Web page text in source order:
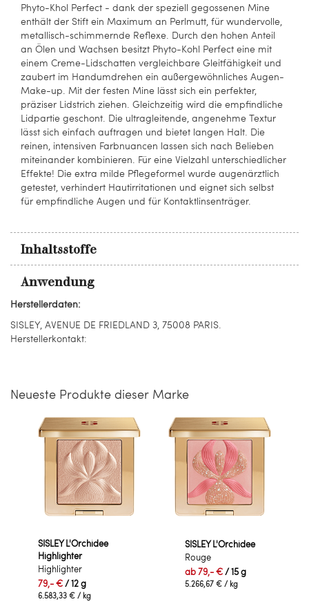
Phyto-Khol Perfect - dank der speziell gegossenen Mine
enthält der Stift ein Maximum an Perlmutt, für wundervolle,
metallisch-schimmernde Reflexe. Durch den hohen Anteil
an Ölen und Wachsen besitzt Phyto-Kohl Perfect eine mit
einem Creme-Lidschatten vergleichbare Gleitfähigkeit und
zaubert im Handumdrehen ein außergewöhnliches Augen-
Make-up. Mit der festen Mine lässt sich ein perfekter,
präziser Lidstrich ziehen. Gleichzeitig wird die empfindliche
Lidpartie geschont. Die ultragleitende, angenehme Textur
lässt sich einfach auftragen und bietet langen Halt. Die
reinen, intensiven Farbnuancen lassen sich nach Belieben
miteinander kombinieren. Für eine Vielzahl unterschiedlicher
Effekte! Die extra milde Pflegeformel wurde augenärztlich
getestet, verhindert Hautirritationen und eignet sich selbst
für empfindliche Augen und für Kontaktlinsenträger.
Inhaltsstoffe
Anwendung
Herstellerdaten:
SISLEY, AVENUE DE FRIEDLAND 3, 75008 PARIS.
Herstellerkontakt:
Neueste Produkte dieser Marke
SISLEY L'Orchidee
Highlighter
Highlighter
79,- €/ 12 g
6.583,33 € / kg
SISLEY L'Orchidee
Rouge
ab79,- €/ 15 g
5.266,67 €/ kg